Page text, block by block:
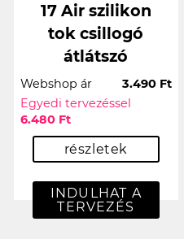
17 Air szilikon
tok csillogó
átlátszó
Webshop ár
3.490 Ft
Egyedi tervezéssel
6.480 Ft
részletek
INDULHAT A
TERVEZÉS